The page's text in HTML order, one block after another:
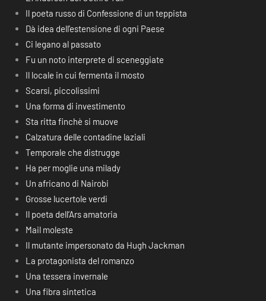
Il poeta russo di Confessione di un teppista
Dà idea dell’estensione di ogni Paese
Ci legano al passato
Fu un noto interprete di sceneggiate
Il locale in cui fermenta il mosto
Scarsi, piccolissimi
Una forma di investimento
Sta ritta finchè si muove
Calzatura delle contadine laziali
Temporale che distrugge
Ha per moglie una milady
Un africano di Nairobi
Grosse lucertole verdi
Il poeta dell’Ars amatoria
Mail moleste
Il mutante impersonato da Hugh Jackman
La protagonista del romanzo
Una tessera invernale
Una fibra sintetica